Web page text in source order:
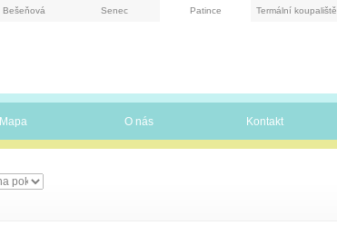
Bešeňová Senec Patince Termální koupaliště
Mapa O nás Kontakt